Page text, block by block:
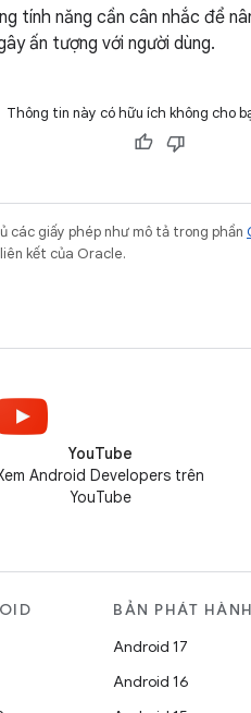
tính năng cần cân nhắc để
ấn tượng với người dùng.
Thông tin này có hữu ích không cho
các giấy phép như mô tả trong phần
kết của Oracle.
YouTube
Android Developers trên
YouTube
BẢN PHÁT HÀNH
Android 17
Android 16